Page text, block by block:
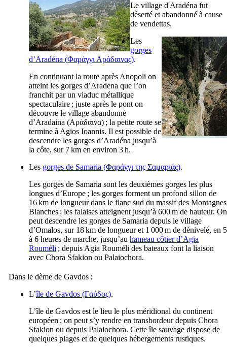
Le village d'Aradéna fut
déserté et abandonné à cause
de vendettas.
Les
gorges
d’Aradéna (Φαράγγι Αράδαινας).
En continuant la route après Anopoli on
atteint les gorges d’Aradena que l’on
franchit par un viaduc métallique
spectaculaire ; juste après le pont on
découvre le village abandonné
d’Aradaina (Αράδαινα) ; la petite route se
termine à Agios Ioannis. Il est possible de
descendre les gorges d’Aradéna jusqu’à
la côte, sur 7 km en environ 3 h.
Les gorges de Samaria (Φαράγγι της Σαμαριάς).
Les gorges de Samaria sont les deuxièmes gorges les plus
longues d’Europe ; les gorges forment un profond sillon de
16 km de longueur dans le flanc sud du massif des Montagnes
Blanches ; les falaises atteignent jusqu’à 600 m de hauteur. On
peut descendre les gorges de Samaria depuis le village
d’Omalos, sur 18 km de longueur et 1 000 m de dénivelé, en 5
à 6 heures de marche, jusqu’au hameau côtier d’Agia
Rouméli ; depuis Agia Rouméli des bateaux font la liaison
avec Chora Sfakion ou Palaiochora.
Dans le dème de Gavdos :
L’île de Gavdos (Γαύδος).
L’île de Gavdos est le lieu le plus méridional du continent
européen ; on peut s’y rendre en transbordeur depuis Chora
Sfakion ou depuis Palaiochora. Cette île sauvage dispose de
quelques plages et de quelques hébergements rustiques.